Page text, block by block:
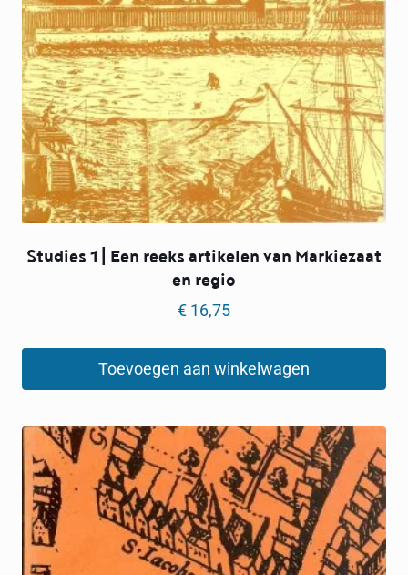
Studies 1 | Een reeks artikelen van Markiezaat
en regio
€ 16,75
Toevoegen aan winkelwagen